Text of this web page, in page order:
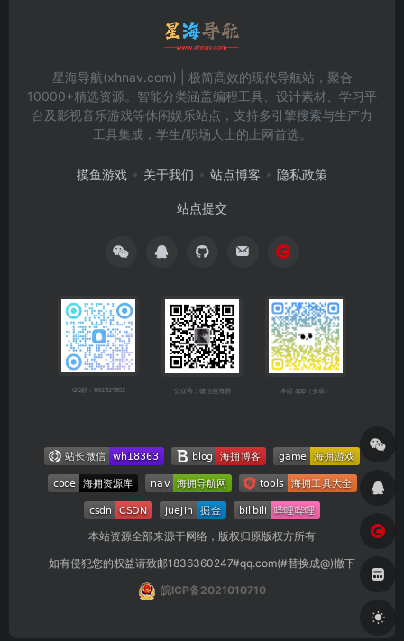
星海导航(xhnav.com) | 极简高效的现代导航站，聚合
10000+精选资源。智能分类涵盖编程工具、设计素材、学习平
台及影视音乐游戏等休闲娱乐站点，支持多引擎搜索与生产力
工具集成，学生/职场人士的上网首选。
摸鱼游戏 关于我们 站点博客 隐私政策
站点提交
QQ群：682921902 公众号：微信搜海拥 本站 app（安卓）
本站资源全部来源于网络，版权归原版权方所有
如有侵犯您的权益请致邮1836360247#qq.com(#替换成@)撤下
皖ICP备2021010710